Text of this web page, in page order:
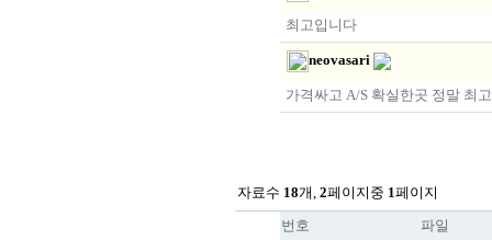
최고입니다
neovasari
가격싸고 A/S 확실한곳 정말 최
자료수 18개, 2페이지중 1페이지
번호
파일